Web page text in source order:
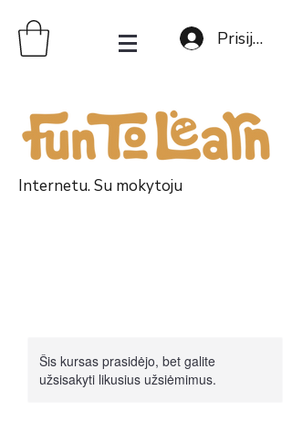
Prisijungti
Internetu. Su mokytoju
Šis kursas prasidėjo, bet galite
užsisakyti likusius užsiėmimus.